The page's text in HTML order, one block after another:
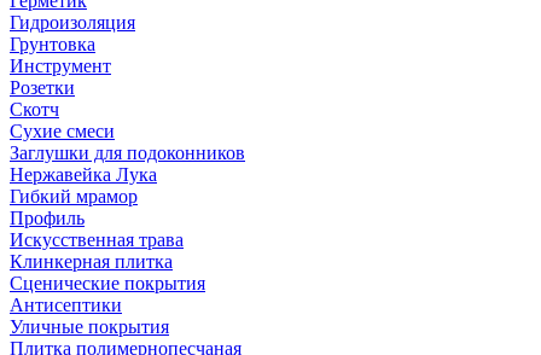
Гидроизоляция
Грунтовка
Инструмент
Розетки
Скотч
Сухие смеси
Заглушки для подоконников
Нержавейка Лука
Гибкий мрамор
Профиль
Искусственная трава
Клинкерная плитка
Сценические покрытия
Антисептики
Уличные покрытия
Плитка полимернопесчаная